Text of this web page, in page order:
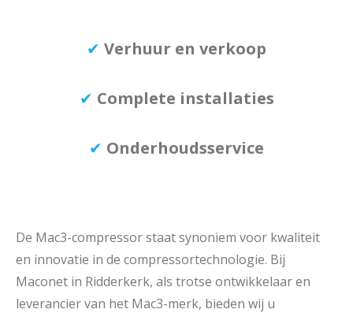
✔ Verhuur en verkoop
✔ Complete installaties
✔ Onderhoudsservice
De Mac3-compressor staat synoniem voor kwaliteit
en innovatie in de compressortechnologie. Bij
Maconet in Ridderkerk, als trotse ontwikkelaar en
leverancier van het Mac3-merk, bieden wij u